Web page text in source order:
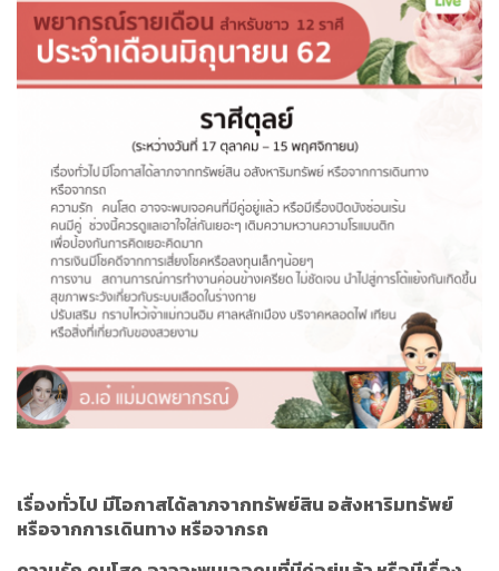
เรื่องทั่วไป มีโอกาสได้ลาภจากทรัพย์สิน อสังหาริมทรัพย์
หรือจากการเดินทาง หรือจากรถ